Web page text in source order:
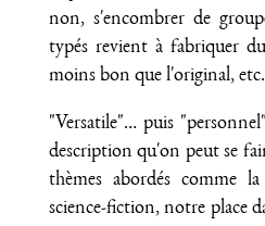
non, s'encombrer de
typés revient à fabriquer
moins bon que l'original,
"Versatile"… puis
description qu'on peut se
thèmes abordés comme
science-fiction, notre place